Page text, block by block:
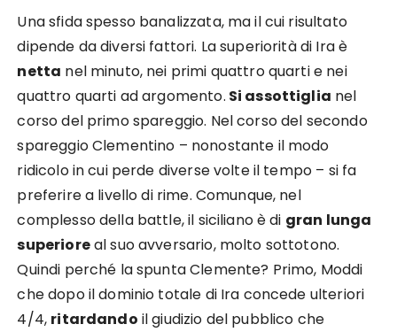
Una sfida spesso banalizzata, ma il cui risultato
dipende da diversi fattori. La superiorità di Ira è
netta nel minuto, nei primi quattro quarti e nei
quattro quarti ad argomento. Si assottiglia nel
corso del primo spareggio. Nel corso del secondo
spareggio Clementino – nonostante il modo
ridicolo in cui perde diverse volte il tempo – si fa
preferire a livello di rime. Comunque, nel
complesso della battle, il siciliano è di gran lunga
superioreal suo avversario, molto sottotono.
Quindi perché la spunta Clemente? Primo, Moddi
che dopo il dominio totale di Ira concede ulteriori
4/4, ritardando il giudizio del pubblico che